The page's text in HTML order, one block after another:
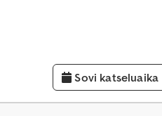
Sovi katseluaika